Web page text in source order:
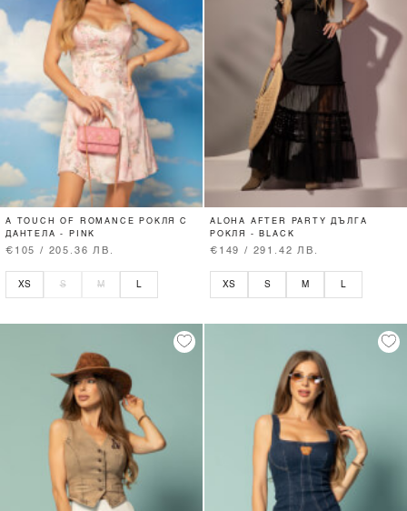
A TOUCH OF ROMANCE РОКЛЯ С
ДАНТЕЛА - PINK
€105 / 205.36 ЛВ.
XS S M
ALOHA AFTER PARTY ДЪЛГА
РОКЛЯ - BLACK
€149 / 291.42 ЛВ.
XS S M